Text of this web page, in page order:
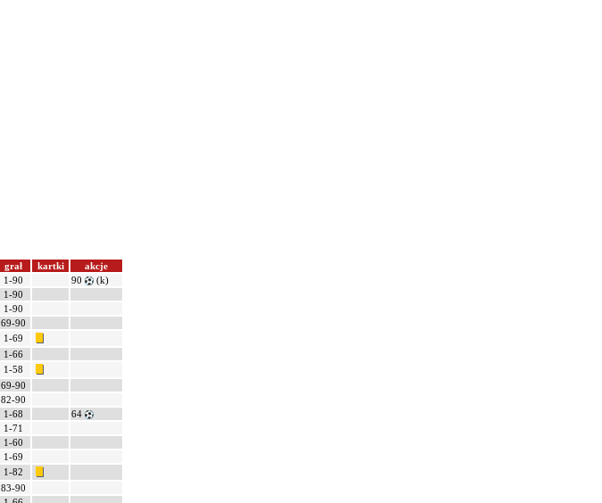
grał kartki
akcje
1-90 90
(k)
1-90
1-90
69-90
1-69
1-66
1-58
69-90
82-90
1-68
64
1-71
1-60
1-69
1-82
83-90